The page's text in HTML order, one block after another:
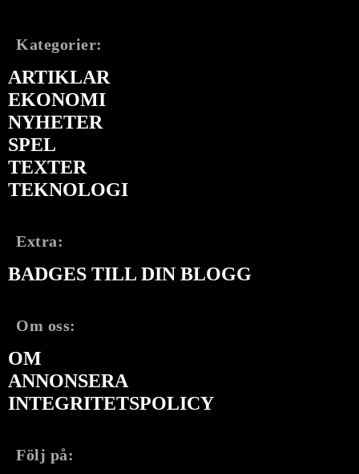
Kategorier:
ARTIKLAR
EKONOMI
NYHETER
SPEL
TEXTER
TEKNOLOGI
Extra:
BADGES TILL DIN BLOGG
Om oss:
OM
ANNONSERA
INTEGRITETSPOLICY
Följ på: